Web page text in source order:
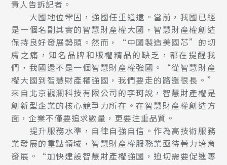
責人告訴記者。
大國地位鞏固，強國任重道遠。當前，我國已經
是一個名副其實的智慧財產權大國，智慧財產權創造
保持良好發展勢頭。然而，“中國製造美國芯”的切
膚之痛，知名品牌和版權精品的缺乏，都在提醒我
們，我國還不是一個智慧財產權強國。“從智慧財產
權大國到智慧財產權強國，我們要走的路還很長。”
來自北京觀瀾科技有限公司的李珂說，智慧財產權是
創新型企業的核心競爭力所在。在智慧財產權創造方
面，企業不僅要追求數量，更要注重品質。
提升服務水準，自律自強自信。作為高技術服務
業發展的重點領域，智慧財產權服務業亟待著力培育
發展。“加快建設智慧財產權強國，迫切需要促進專